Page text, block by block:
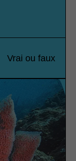
Vrai ou faux